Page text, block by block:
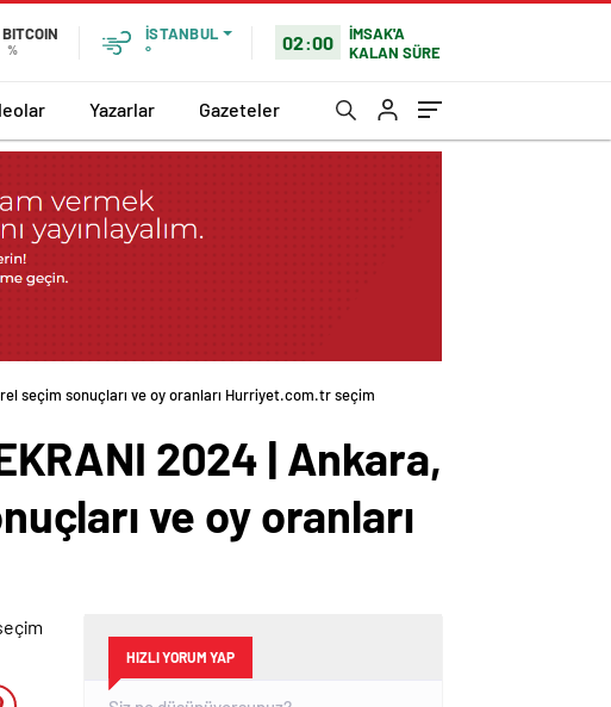
BITCOIN
%
İSTANBUL
°
02:00
İMSAK'A
KALAN SÜRE
Yazarlar Gazeteler
seçim sonuçları ve oy oranları Hurriyet.com.tr seçim
2024 | Ankara,
ve oy oranları
HIZLI YORUM YAP